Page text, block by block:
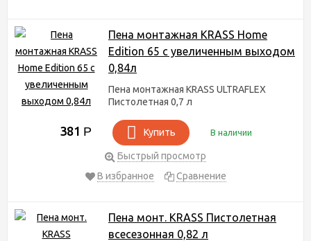
Пена монтажная KRASS Home
Edition 65 с увеличенным выходом
0,84л
Пена монтажная KRASS ULTRAFLEX
Пистолетная 0,7 л
381 Р Купить В наличии
Быстрый просмотр
В избранное
Сравнение
Пена монт. KRASS Пистолетная
всесезонная 0,82 л